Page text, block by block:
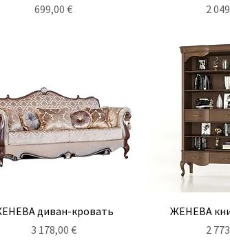
Цена
699,00 €
Цена
2
Быстрый просмотр
диван-кровать
Цена
3 178,00 €
Быстрый
ЖЕНЕВА
Цена
2